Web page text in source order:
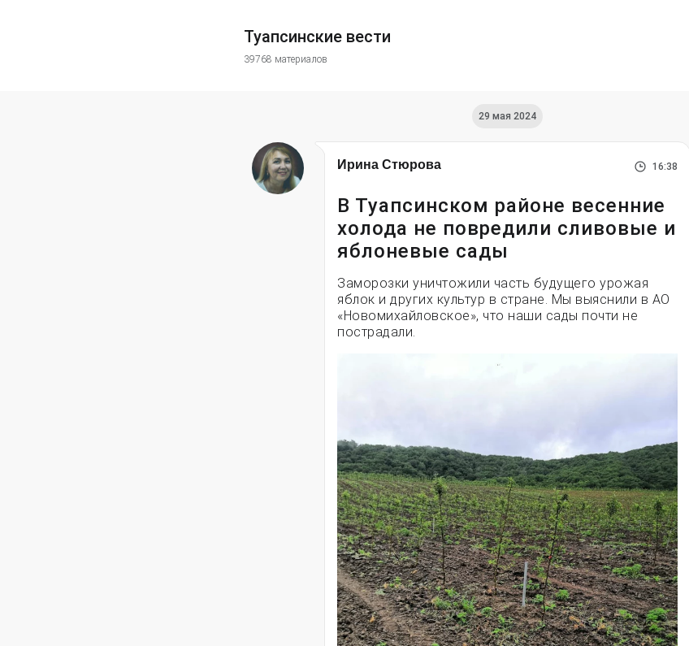
Туапсинские вести
39768 материалов
29 мая 2024
Ирина Стюрова 16:38
В Туапсинском районе весенние
холода не повредили сливовые и
яблоневые сады
Заморозки уничтожили часть будущего урожая
яблок и других культур в стране. Мы выяснили в АО
«Новомихайловское», что наши сады почти не
пострадали.